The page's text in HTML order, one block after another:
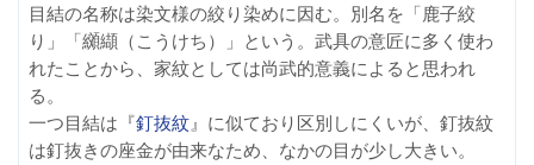
目結の名称は染文様の絞り染めに因む。別名を「鹿子絞
り」「纐纈（こうけち）」という。武具の意匠に多く使わ
れたことから、家紋としては尚武的意義によると思われ
る。
一つ目結は『釘抜紋』に似ており区別しにくいが、釘抜紋
は釘抜きの座金が由来なため、なかの目が少し大きい。